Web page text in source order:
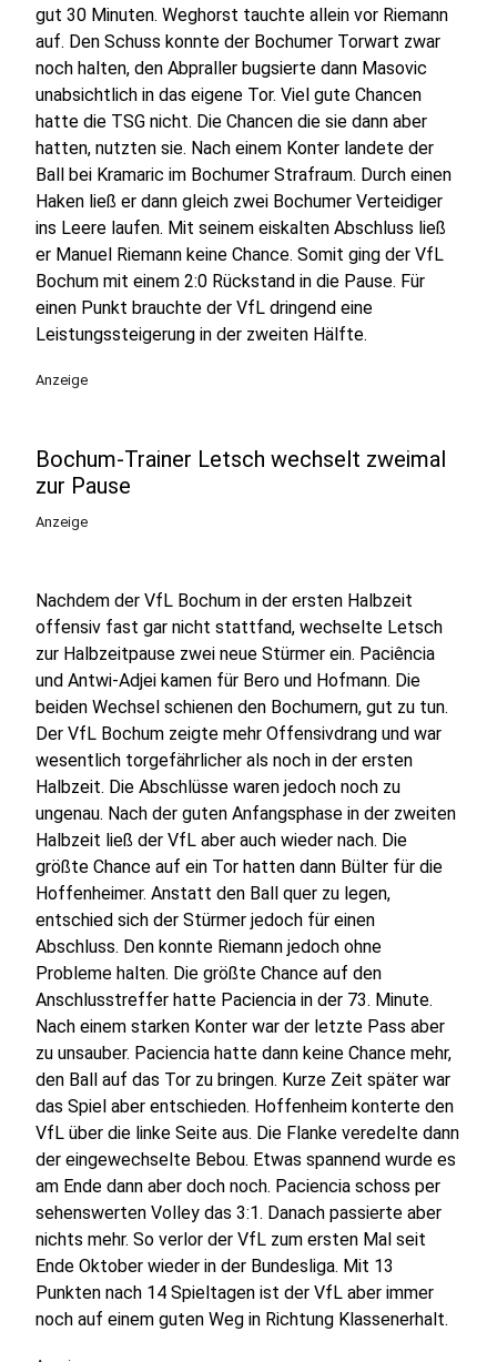
gut 30 Minuten. Weghorst tauchte allein vor Riemann
auf. Den Schuss konnte der Bochumer Torwart zwar
noch halten, den Abpraller bugsierte dann Masovic
unabsichtlich in das eigene Tor. Viel gute Chancen
hatte die TSG nicht. Die Chancen die sie dann aber
hatten, nutzten sie. Nach einem Konter landete der
Ball bei Kramaric im Bochumer Strafraum. Durch einen
Haken ließ er dann gleich zwei Bochumer Verteidiger
ins Leere laufen. Mit seinem eiskalten Abschluss ließ
er Manuel Riemann keine Chance. Somit ging der VfL
Bochum mit einem 2:0 Rückstand in die Pause. Für
einen Punkt brauchte der VfL dringend eine
Leistungssteigerung in der zweiten Hälfte.
Anzeige
Bochum-Trainer Letsch wechselt zweimal
zur Pause
Anzeige
Nachdem der VfL Bochum in der ersten Halbzeit
offensiv fast gar nicht stattfand, wechselte Letsch
zur Halbzeitpause zwei neue Stürmer ein. Paciência
und Antwi-Adjei kamen für Bero und Hofmann. Die
beiden Wechsel schienen den Bochumern, gut zu tun.
Der VfL Bochum zeigte mehr Offensivdrang und war
wesentlich torgefährlicher als noch in der ersten
Halbzeit. Die Abschlüsse waren jedoch noch zu
ungenau. Nach der guten Anfangsphase in der zweiten
Halbzeit ließ der VfL aber auch wieder nach. Die
größte Chance auf ein Tor hatten dann Bülter für die
Hoffenheimer. Anstatt den Ball quer zu legen,
entschied sich der Stürmer jedoch für einen
Abschluss. Den konnte Riemann jedoch ohne
Probleme halten. Die größte Chance auf den
Anschlusstreffer hatte Paciencia in der 73. Minute.
Nach einem starken Konter war der letzte Pass aber
zu unsauber. Paciencia hatte dann keine Chance mehr,
den Ball auf das Tor zu bringen. Kurze Zeit später war
das Spiel aber entschieden. Hoffenheim konterte den
VfL über die linke Seite aus. Die Flanke veredelte dann
der eingewechselte Bebou. Etwas spannend wurde es
am Ende dann aber doch noch. Paciencia schoss per
sehenswerten Volley das 3:1. Danach passierte aber
nichts mehr. So verlor der VfL zum ersten Mal seit
Ende Oktober wieder in der Bundesliga. Mit 13
Punkten nach 14 Spieltagen ist der VfL aber immer
noch auf einem guten Weg in Richtung Klassenerhalt.